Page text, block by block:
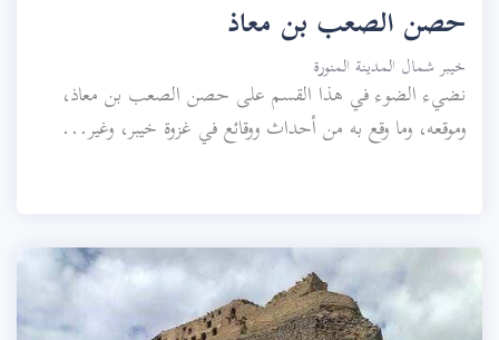
حصن الصعب بن معاذ
خيبر شمال المدينة المنورة
نضيء الضوء في هذا القسم على حصن الصعب بن معاذ،
وموقعه، وما وقع به من أحداث ووقائع في غزوة خيبر، وغير...